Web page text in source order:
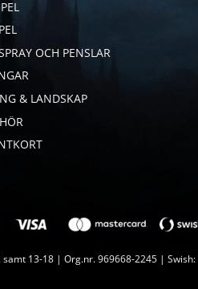
OCH PENSLAR
& LANDSKAP
13-18 | Org.nr. 969668-2245 |